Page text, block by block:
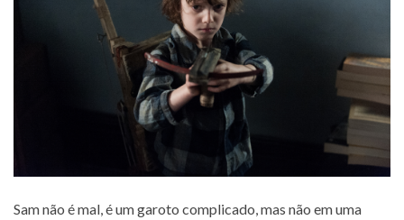
Sam não é mal, é um garoto complicado, mas não em uma